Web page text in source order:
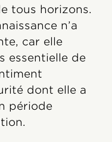
tous horizons.
n’a
car elle
essentielle de
dont elle a
période